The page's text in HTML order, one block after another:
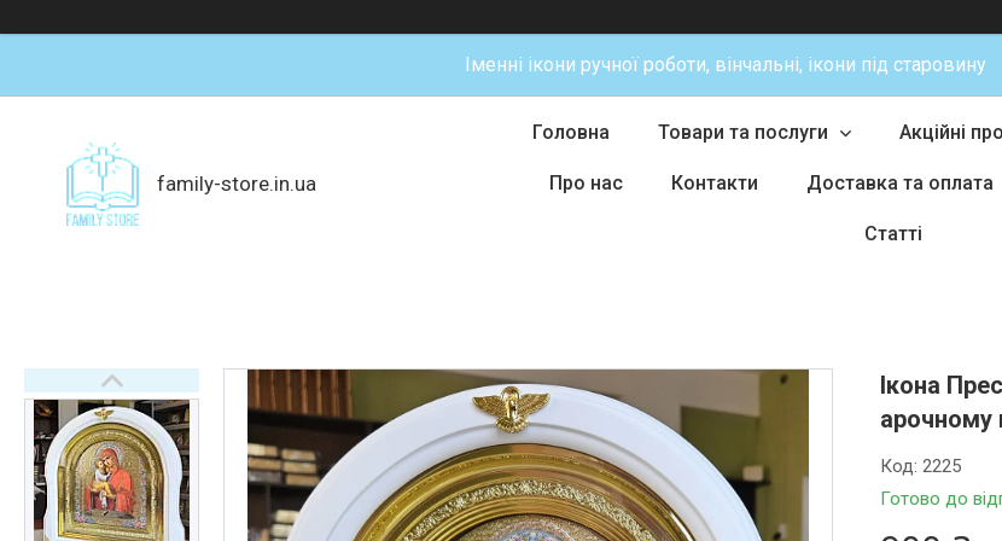
Іменні ікони ручної роботи, вінчальні, ікони під старовину
family-store.in.ua
Головна Товари та послуги Акційні
Про нас Контакти Доставка та оплата
Статті
Ікона
арочному
Готово до
Код:2225